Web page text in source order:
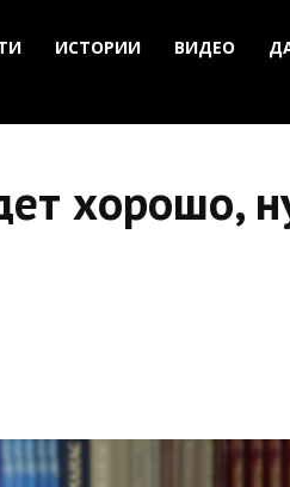
ИСТОРИИ ВИДЕО